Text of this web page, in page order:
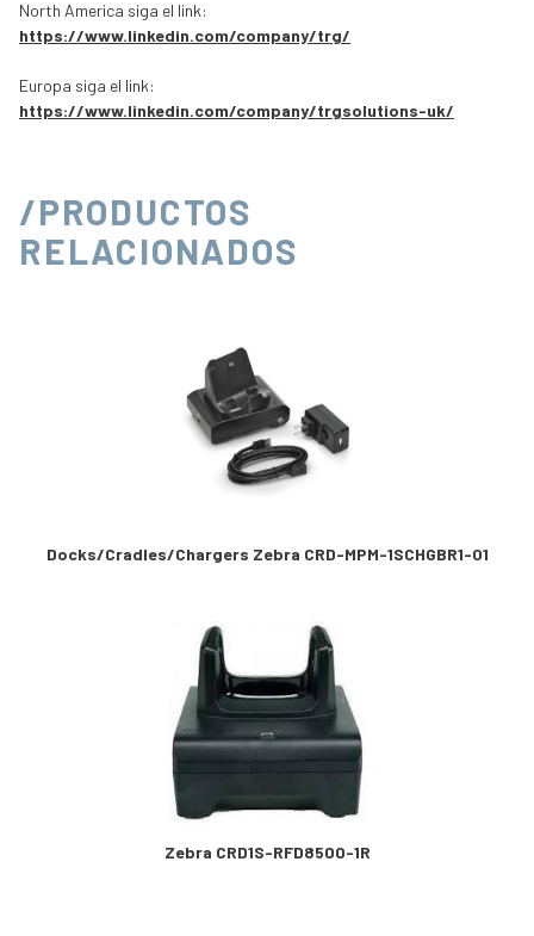
North America siga el link:
https://www.linkedin.com/company/trg/
Europa siga el link:
https://www.linkedin.com/company/trgsolutions-uk/
/PRODUCTOS
RELACIONADOS
Docks/Cradles/Chargers Zebra CRD-MPM-1SCHGBR1-01
Zebra CRD1S-RFD8500-1R